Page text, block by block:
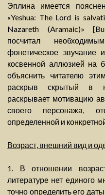
Эплина имеется
«Yeshua: The Lord is
Nazareth (Aramaic)»
посчитал
фонетическое звучание
косвенной аллюзией на
объяснить читателю
раскрыв скрытый в
раскрывает мотивацию
своего персонажа,
определенной и
Возраст, внешний вид и
1. В отношении
литературе нет единого
точно определить его